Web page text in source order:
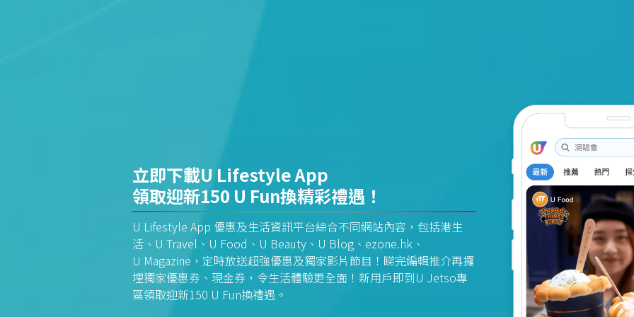
立即下載U Lifestyle App
領取迎新150 U Fun換精彩禮遇！
U Lifestyle App 優惠及生活資訊平台綜合不同網站內容，包括港生
活、U Travel、U Food、U Beauty、U Blog、ezone.hk、
U Magazine，定時放送超強優惠及獨家影片節目！睇完編輯推介再攞
埋獨家優惠券、現金券，令生活體驗更全面！新用戶即到U Jetso專
區領取迎新150 U Fun換禮遇。